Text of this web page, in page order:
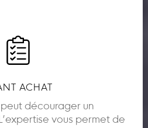
ACHAT
décourager un
vous permet de